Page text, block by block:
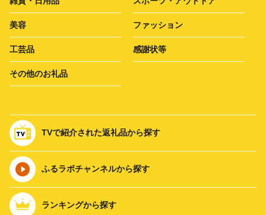
美容 ファッション
工芸品 感謝状等
その他のお礼品
TVで紹介された返礼品から探す
ふるラボチャンネルから探す
ランキングから探す